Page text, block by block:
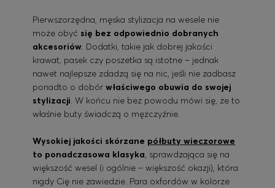
Pierwszorzędna, męska stylizacja na wesele nie
może obyć się bez odpowiednio dobranych
akcesoriów. Dodatki, takie jak dobrej jakości
krawat, pasek czy poszetka są istotne – jednak
nawet najlepsze zdadzą się na nic, jeśli nie zadbasz
ponadto o dobórwłaściwego obuwia do swojej
stylizacji. W końcu nie bez powodu mówi się, że to
właśnie buty świadczą o mężczyźnie.
Wysokiej jakości skórzane półbuty wieczorowe
to ponadczasowa klasyka, sprawdzająca się na
większość wesel (i ogólnie – większość okazji), która
nigdy Cię nie zawiedzie. Para oxfordów w kolorze